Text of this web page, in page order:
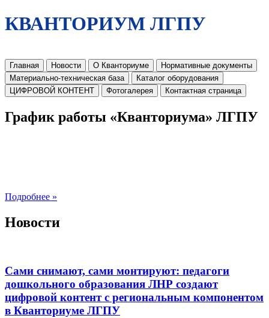
КВАНТОРИУМ ЛГПУ
Главная Новости О Кванториуме
Нормативные документы
Материально-техническая база
Каталог оборудования
ЦИФРОВОЙ КОНТЕНТ
Фотогалерея Контактная страница
График работы «Кванториума» ЛГПУ
Подробнее »
Новости
Сами снимают, сами монтируют: педагоги
дошкольного образования ЛНР создают
цифровой контент с региональным компонентом
в Кванториуме ЛГПУ​